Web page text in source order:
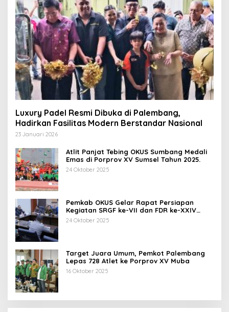
Luxury Padel Resmi Dibuka di Palembang,
Hadirkan Fasilitas Modern Berstandar Nasional
23 Januari 2026
Atlit Panjat Tebing OKUS Sumbang Medali
Emas di Porprov XV Sumsel Tahun 2025.
24 Oktober 2025
Pemkab OKUS Gelar Rapat Persiapan
Kegiatan SRGF ke-VII dan FDR ke-XXIV
Tahun 2025
24 Oktober 2025
Target Juara Umum, Pemkot Palembang
Lepas 728 Atlet ke Porprov XV Muba
16 Oktober 2025